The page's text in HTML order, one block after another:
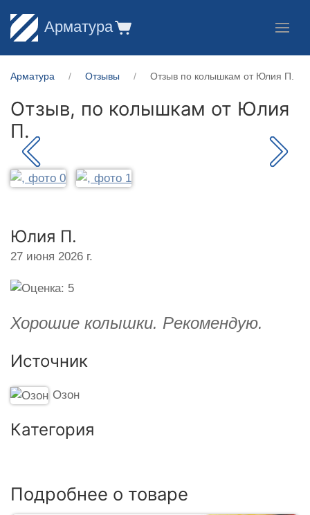
Арматура
Арматура Отзывы Отзыв по колышкам от Юлия П.
Отзыв, по колышкам от Юлия
П.
Юлия П.
27 июня 2026 г.
Хорошие колышки. Рекомендую.
Источник
Озон
Категория
Подробнее о товаре